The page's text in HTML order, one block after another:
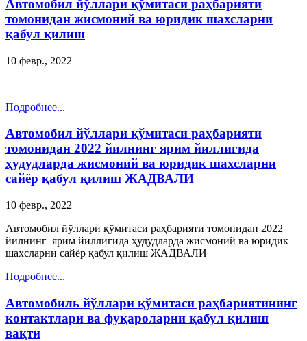
Автомобил йўллари қўмитаси раҳбарияти
томонидан жисмоний ва юридик шахсларни
қабул қилиш
10 февр., 2022
Подробнее...
Автомобил йўллари қўмитаси раҳбарияти
томонидан 2022 йилнинг ярим йиллигида
ҳудудларда жисмоний ва юридик шахсларни
сайёр қабул қилиш ЖАДВАЛИ
10 февр., 2022
Автомобил йўллари қўмитаси раҳбарияти томонидан 2022
йилнинг ярим йиллигида ҳудудларда жисмоний ва юридик
шахсларни сайёр қабул қилиш ЖАДВАЛИ
Подробнее...
Автомобиль йўллари қўмитаси раҳбариятининг
контактлари ва фуқароларни қабул қилиш
вақти